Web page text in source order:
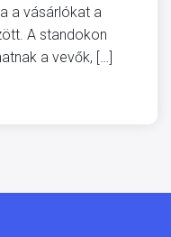
a vásárlókat a
A standokon
a vevők, […]